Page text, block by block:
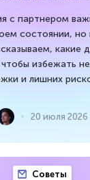
с партнером
состоянии,
какие
избежать
и лишних
20 июля 2026
Советы